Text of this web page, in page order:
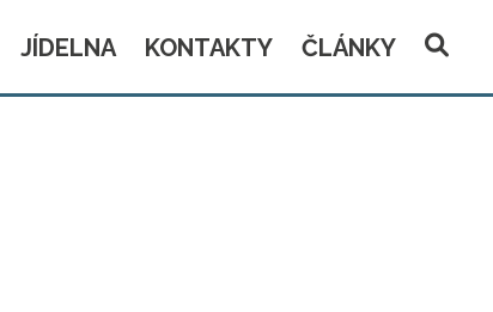
JÍDELNA KONTAKTY ČLÁNKY